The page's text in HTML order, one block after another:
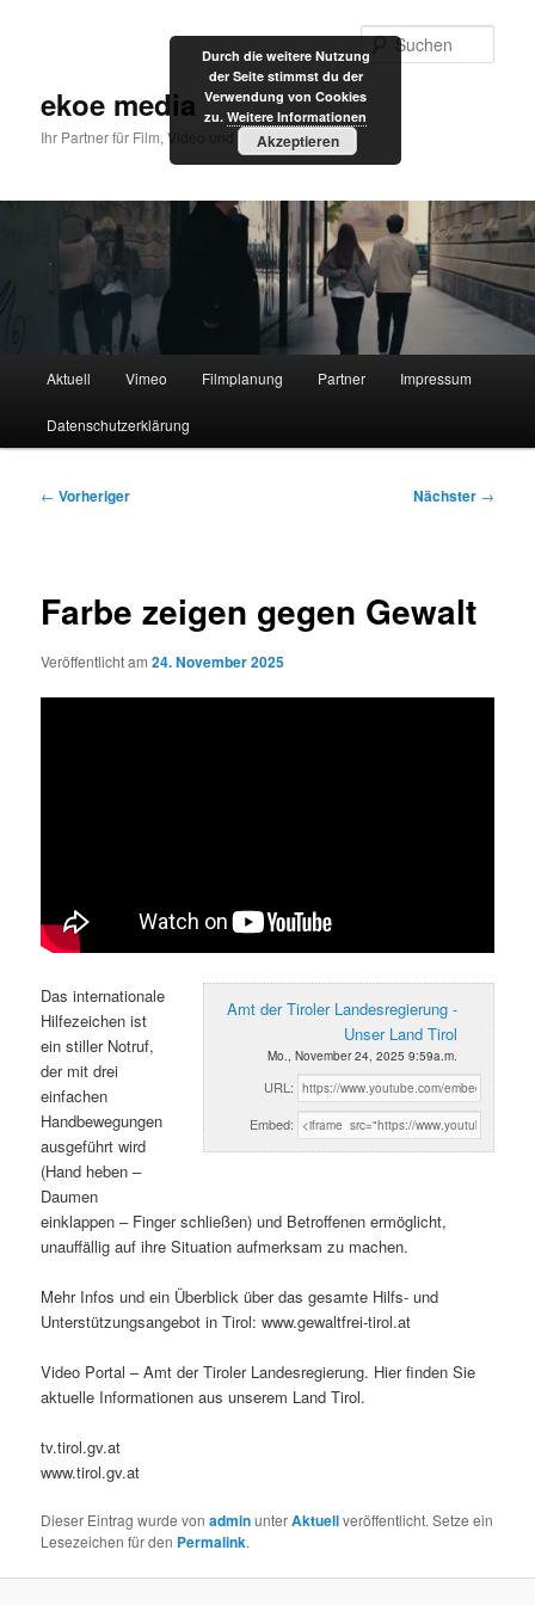
ekoe media
Ihr Partner für Film, Video und Internet
Aktuell Vimeo Filmplanung Partner Impressum
Datenschutzerklärung
Beitragsnavigation
← Vorheriger Nächster →
Farbe zeigen gegen Gewalt
Veröffentlicht am24. November 2025
Amt der Tiroler Landesregierung -
Unser Land Tirol
Mo., November 24, 2025 9:59a.m.
URL:
Embed:
Das internationale
Hilfezeichen ist
ein stiller Notruf,
der mit drei
einfachen
Handbewegungen
ausgeführt wird
(Hand heben –
Daumen
einklappen – Finger schließen) und Betroffenen ermöglicht,
unauffällig auf ihre Situation aufmerksam zu machen.
Mehr Infos und ein Überblick über das gesamte Hilfs- und
Unterstützungsangebot in Tirol: www.gewaltfrei-tirol.at
Video Portal – Amt der Tiroler Landesregierung. Hier finden Sie
aktuelle Informationen aus unserem Land Tirol.
tv.tirol.gv.at
www.tirol.gv.at
Dieser Eintrag wurde vonadminunterAktuellveröffentlicht. Setze ein
Lesezeichen für den Permalink.
Durch die weitere Nutzung
der Seite stimmst du der
Verwendung von Cookies
zu. Weitere Informationen
Akzeptieren